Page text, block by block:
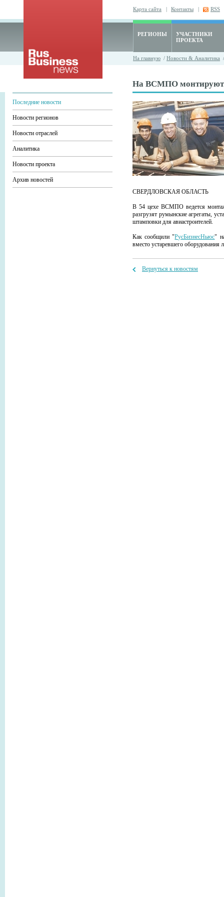
Карта сайта | Контакты | RSS
РЕГИОНЫ
УЧАСТНИКИ
ПРОЕКТА
На главную / Новости & Аналитика
Последние новости
Новости регионов
Новости отраслей
Аналитика
Новости проекта
Архив новостей
На ВСМПО монтируют
СВЕРДЛОВСКАЯ ОБЛАСТЬ
В 54 цехе ВСМПО ведется
разгрузят румынские агрегаты,
штамповки для авиастроителей.
Как сообщили "РусБизнесНьюс"
вместо устаревшего оборудования
Вернуться к новостям